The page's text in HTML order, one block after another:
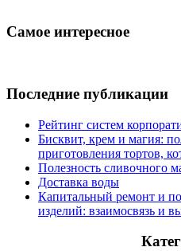
Самое интересное
Последние публикации
Рейтинг систем
Бисквит, крем и магия:
приготовления тортов,
Полезность сливочного
Доставка воды
Капитальный ремонт и
изделий: взаимосвязь и